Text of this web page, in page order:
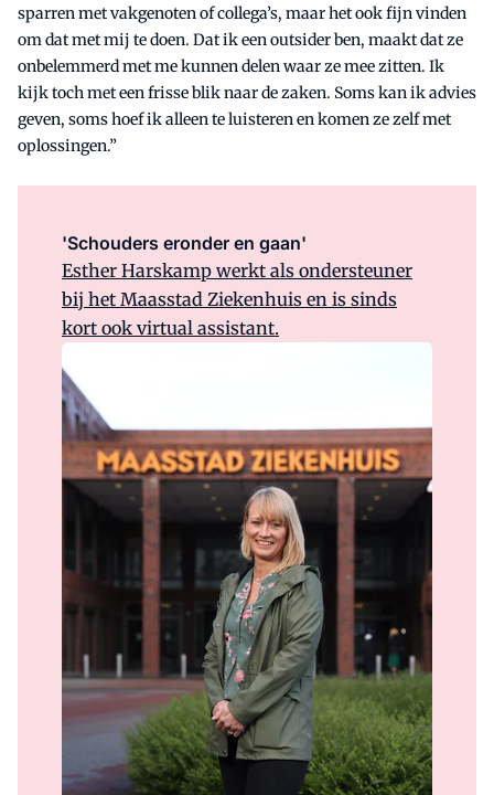
sparren met vakgenoten of collega’s, maar het ook fijn vinden
om dat met mij te doen. Dat ik een outsider ben, maakt dat ze
onbelemmerd met me kunnen delen waar ze mee zitten. Ik
kijk toch met een frisse blik naar de zaken. Soms kan ik advies
geven, soms hoef ik alleen te luisteren en komen ze zelf met
oplossingen.”
'Schouders eronder en gaan'
Esther Harskamp werkt als ondersteuner
bij het Maasstad Ziekenhuis en is sinds
kort ook virtual assistant.